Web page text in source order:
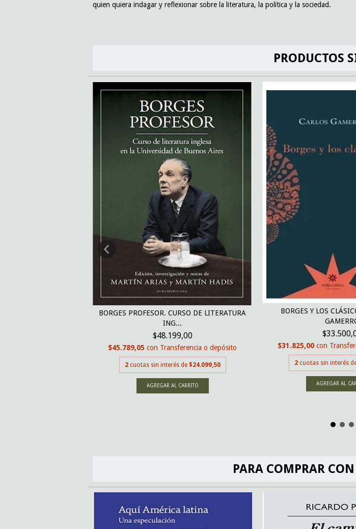
quien quiera indagar y reflexionar sobre la literatura, la política y la sociedad.
PRODUCTOS
BORGES PROFESOR. CURSO DE LITERATURA
ING...
$48.199,00
$45.789,05con Transferencia o depósito
2 cuotas sin interés de $24.099,50
BORGES Y LOS
$31.825,00con
2 cuotas sin interés
PARA COMPRAR